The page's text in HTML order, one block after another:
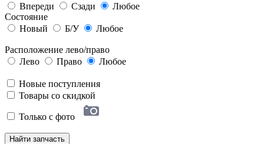
Впереди
Сзади
Любое
Состояние
Новый
Б/У Любое
Расположение лево/право
Лево
Право Любое
Новые поступления
Товары со скидкой
Только с фото
Найти запчасть